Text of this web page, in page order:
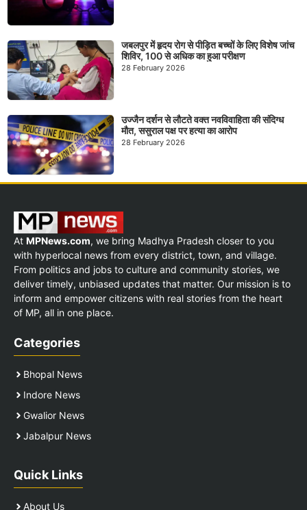
जबलपुर में हृदय रोग से पीड़ित बच्चों के लिए विशेष जांच
शिविर, 100 से अधिक का हुआ परीक्षण
28 February 2026
उज्जैन दर्शन से लौटते वक्त नवविवाहिता की संदिग्ध
मौत, ससुराल पक्ष पर हत्या का आरोप
28 February 2026
At MPNews.com, we bring Madhya Pradesh closer to you
with hyperlocal news from every district, town, and village.
From politics and jobs to culture and community stories, we
deliver timely, unbiased updates that matter. Our mission is to
inform and empower citizens with real stories from the heart
of MP, all in one place.
Categories
Bhopal News
Indore News
Gwalior News
Jabalpur News
Quick Links
About Us